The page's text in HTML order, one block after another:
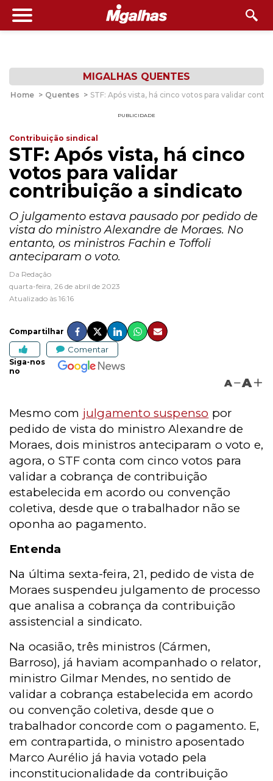
MIGALHAS QUENTES
Home > Quentes > STF: Após vista, há cinco votos para validar
PUBLICIDADE
Contribuição sindical
STF: Após vista, há cinco
votos para validar
contribuição a sindicato
O julgamento estava pausado por pedido de
vista do ministro Alexandre de Moraes. No
entanto, os ministros Fachin e Toffoli
anteciparam o voto.
Da Redação
quarta-feira, 26 de abril de 2023
Atualizado às 16:16
Compartilhar
Comentar
Siga-nos
no
A A
Mesmo com julgamento suspenso por
pedido de vista do ministro Alexandre de
Moraes, dois ministros anteciparam o voto e,
agora, o STF conta com cinco votos para
validar a cobrança de contribuição
estabelecida em acordo ou convenção
coletiva, desde que o trabalhador não se
oponha ao pagamento.
Entenda
Na última sexta-feira, 21, pedido de vista de
Moraes suspendeu julgamento de processo
que analisa a cobrança da contribuição
assistencial a sindicato.
Na ocasião, três ministros (Cármen,
Barroso), já haviam acompanhado o relator,
ministro Gilmar Mendes, no sentido de
validar a cobrança estabelecida em acordo
ou convenção coletiva, desde que o
trabalhador concorde com o pagamento. E,
em contrapartida, o ministro aposentado
Marco Aurélio já havia votado pela
inconstitucionalidade da contribuição